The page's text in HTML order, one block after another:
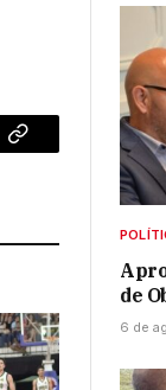
Copy
de
6 de